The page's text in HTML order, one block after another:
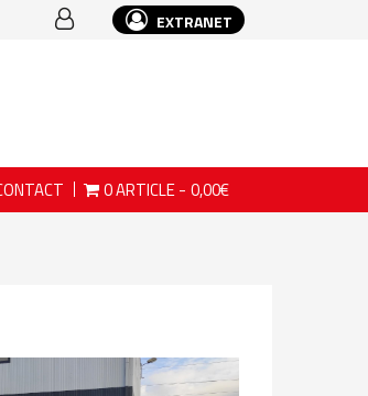
EXTRANET
0 ARTICLE 0,00€